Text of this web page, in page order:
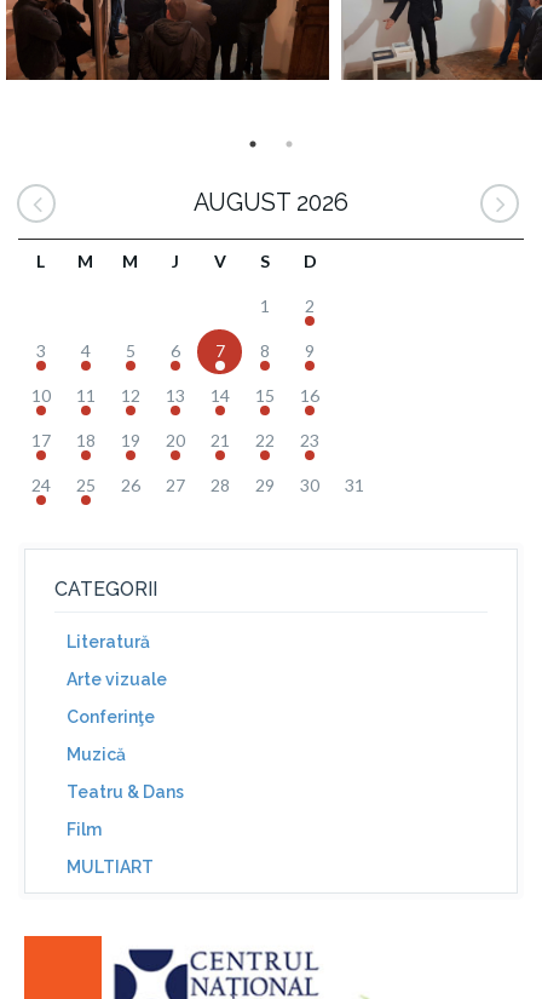
AUGUST 2026
L M M J V S D
1 2
3 4 5 6 7 8 9
10 11 12 13 14 15 16
17 18 19 20 21 22 23
24 25 26 27 28 29 30 31
CATEGORII
Literatură
Arte vizuale
Conferinţe
Muzică
Teatru & Dans
Film
MULTIART